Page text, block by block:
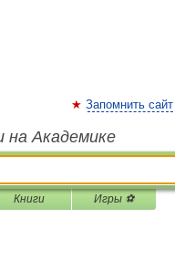
Запомнить сайт
на Академике
Книги Игры ⚽